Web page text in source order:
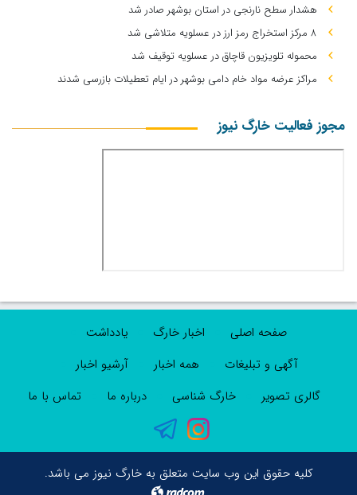
هشدار سطح نارنجی در استان بوشهر صادر شد
۸ مرکز استخراج رمز ارز در عسلویه متلاشی شد
محموله تلویزیون قاچاق در عسلویه توقیف شد
مراکز عرضه مواد خام دامی بوشهر در ایام تعطیلات بازرسی شدند
مجوز فعالیت خارگ نیوز
صفحه اصلی اخبار خارگ
یادداشت
آگهی و تبلیغات
همه اخبار
آرشیو اخبار
گالری تصویر
خارگ شناسی درباره ما تماس با ما
کلیه حقوق این وب سایت متعلق به خارگ نیوز می باشد.